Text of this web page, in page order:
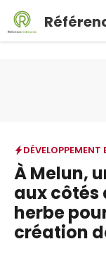
Aller
contenu
DÉVELOPPEMENT
À Melun,
aux côtés
herbe
création